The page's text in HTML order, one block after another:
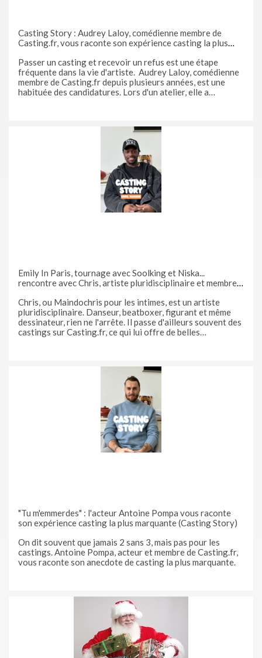
Casting Story : Audrey Laloy, comédienne membre de
Casting.fr, vous raconte son expérience casting la plus
Passer un casting et recevoir un refus est une étape
fréquente dans la vie d'artiste. Audrey Laloy, comédienne
membre de Casting.fr depuis plusieurs années, est une
habituée des candidatures. Lors d'un atelier, elle a
Emily In Paris, tournage avec Soolking et Niska...
rencontre avec Chris, artiste pluridisciplinaire et membre
Chris, ou Maindochris pour les intimes, est un artiste
pluridisciplinaire. Danseur, beatboxer, figurant et même
dessinateur, rien ne l'arrête. Il passe d'ailleurs souvent des
castings sur Casting.fr, ce qui lui offre de belles
"Tu m'emmerdes" : l'acteur Antoine Pompa vous raconte
son expérience casting la plus marquante (Casting Story)
On dit souvent que jamais 2 sans 3, mais pas pour les
castings. Antoine Pompa, acteur et membre de Casting.fr,
vous raconte son anecdote de casting la plus marquante.